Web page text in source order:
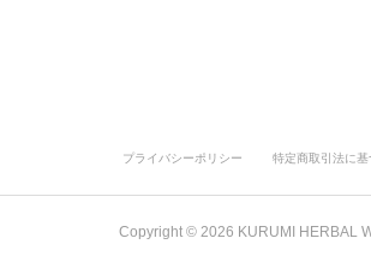
プライバシーポリシー 特定商取引法に
Copyright © 2026 KURUMI HERBAL